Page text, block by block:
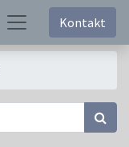
Kontakt